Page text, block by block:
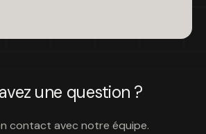
une question ?
contact avec notre équipe.